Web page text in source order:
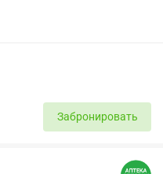
Забронировать